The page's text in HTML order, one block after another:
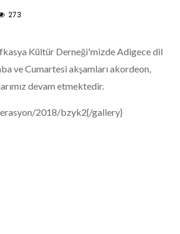
273
Kültür Derneği'mizde Adigece dil
ve Cumartesi akşamları akordeon,
devam etmektedir.
2018/bzyk2{/gallery}